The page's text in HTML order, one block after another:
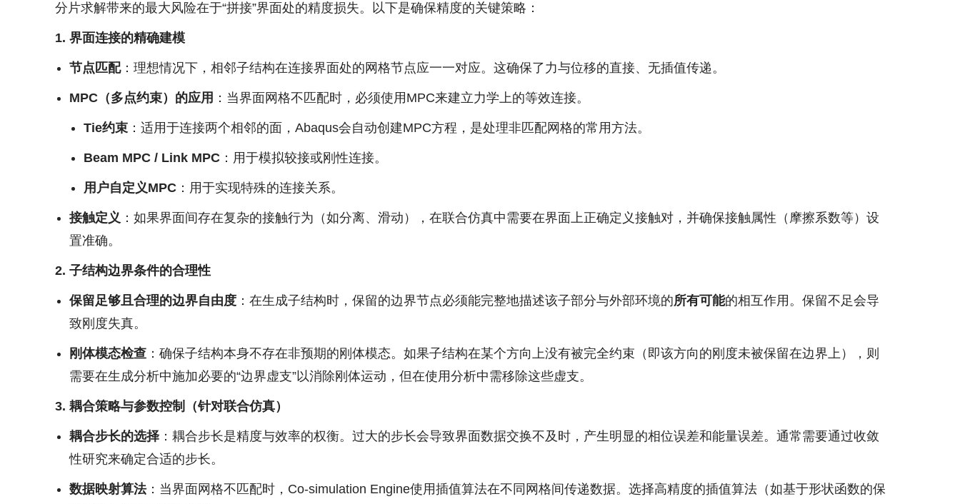
分片求解带来的最大风险在于“拼接”界面处的精度损失。以下是确保精度的关键策略：
1. 界面连接的精确建模
节点匹配：理想情况下，相邻子结构在连接界面处的网格节点应一一对应。这确保了力与位移的直接、无插值传递。
MPC（多点约束）的应用 ：当界面网格不匹配时，必须使用MPC来建立力学上的等效连接。
Tie约束 ：适用于连接两个相邻的面，Abaqus会自动创建MPC方程，是处理非匹配网格的常用方法。
Beam MPC / Link MPC ：用于模拟较接或刚性连接。
用户自定义MPC ：用于实现特殊的连接关系。
接触定义 ：如果界面间存在复杂的接触行为（如分离、滑动），在联合仿真中需要在界面上正确定义接触对，并确保接触属性（摩擦系数等）设
置准确。
2. 子结构边界条件的合理性
保留足够且合理的边界自由度 ：在生成子结构时，保留的边界节点必须能完整地描述该子部分与外部环境的所有可能的相互作用。保留不足会导
致刚度失真。
刚体模态检查 ：确保子结构本身不存在非预期的刚体模态。如果子结构在某个方向上没有被完全约束（即该方向的刚度未被保留在边界上），则
需要在生成分析中施加必要的“边界虚支”以消除刚体运动，但在使用分析中需移除这些虚支。
3. 耦合策略与参数控制（针对联合仿真）
耦合步长的选择 ：耦合步长是精度与效率的权衡。过大的步长会导致界面数据交换不及时，产生明显的相位误差和能量误差。通常需要通过收敛
性研究来确定合适的步长。
数据映射算法：当界面网格不匹配时，Co-simulation Engine使用插值算法在不同网格间传递数据。选择高精度的插值算法（如基于形状函数的保